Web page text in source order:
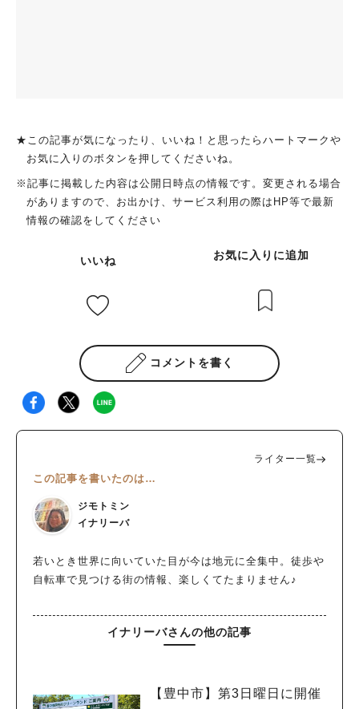
★この記事が気になったり、いいね！と思ったらハートマークや
お気に入りのボタンを押してくださいね。
※記事に掲載した内容は公開日時点の情報です。変更される場合
がありますので、お出かけ、サービス利用の際はHP等で最新
情報の確認をしてください
いいね お気に入りに追加
コメントを書く
ライター一覧
この記事を書いたのは…
ジモトミン
イナリーバ
若いとき世界に向いていた目が今は地元に全集中。徒歩や
自転車で見つける街の情報、楽しくてたまりません♪
イナリーバさんの他の記事
【豊中市】第3日曜日に開催